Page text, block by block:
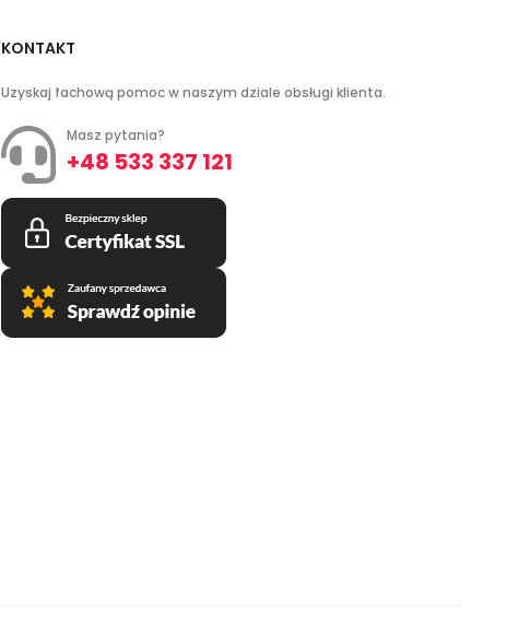
KONTAKT
Uzyskaj fachową pomoc w naszym dziale obsługi klienta.
Masz pytania?
+48 533 337 121